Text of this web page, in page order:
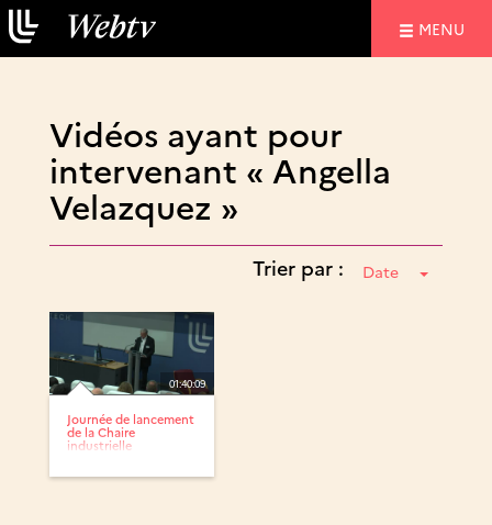
MENU
Vidéos ayant pour
intervenant « Angella
Velazquez »
Trier par : Date
01:40:09
Journée de lancement
de la Chaire
industrielle